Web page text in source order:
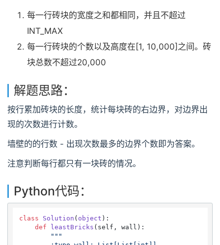
每一行砖块的宽度之和都相同，并且不超过
INT_MAX
每一行砖块的个数以及高度在[1, 10,000]之间。砖
块总数不超过20,000
解题思路：
按行累加砖块的长度，统计每块砖的右边界，对边界出
现的次数进行计数。
墙壁的的行数 - 出现次数最多的边界个数即为答案。
注意判断每行都只有一块砖的情况。
Python代码：
class Solution ( object ):
def
leastBricks ( self, wall ):
"""